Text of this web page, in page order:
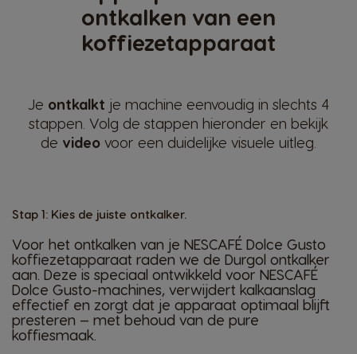
ontkalken van een
koffiezetapparaat
Je ontkalkt je machine eenvoudig in slechts 4
stappen. Volg de stappen hieronder en bekijk
de video voor een duidelijke visuele uitleg.
Stap 1: Kies de juiste ontkalker.
Voor het ontkalken van je NESCAFÉ Dolce Gusto
koffiezetapparaat raden we de Durgol ontkalker
aan. Deze is speciaal ontwikkeld voor NESCAFÉ
Dolce Gusto-machines, verwijdert kalkaanslag
effectief en zorgt dat je apparaat optimaal blijft
presteren — met behoud van de pure
koffiesmaak.